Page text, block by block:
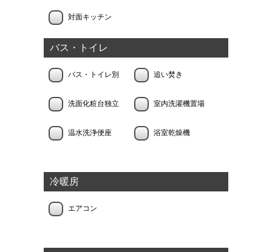
対面キッチン
バス・トイレ
バス・トイレ別 追い焚き
洗面化粧台独立 室内洗濯機置場
温水洗浄便座 浴室乾燥機
冷暖房
エアコン